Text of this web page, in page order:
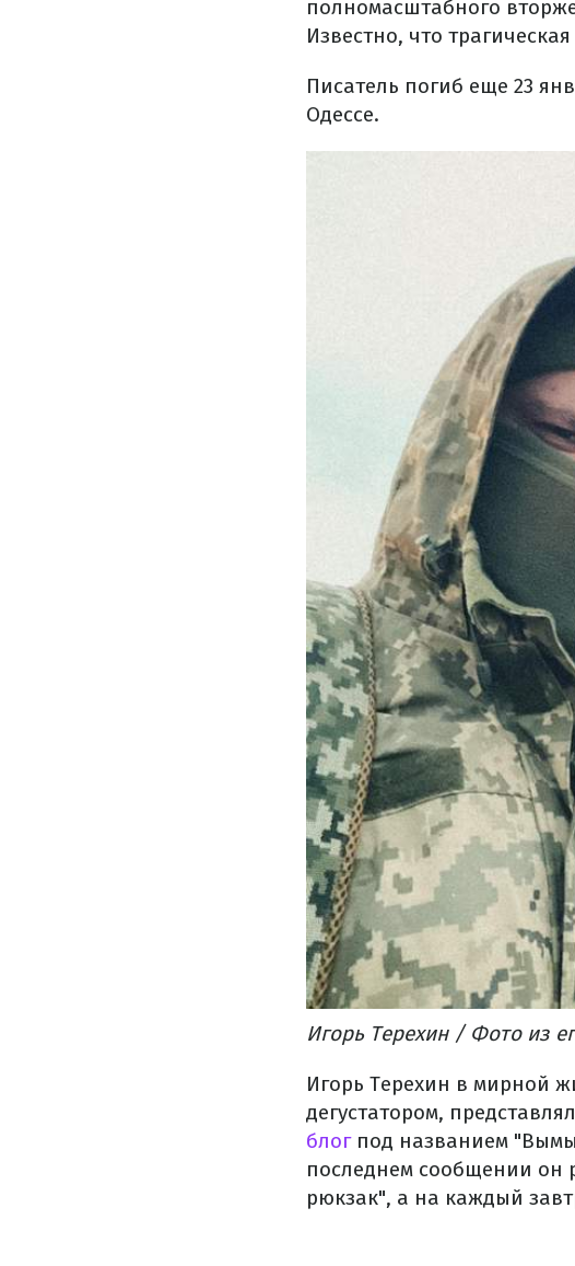
полномасштабного
Известно, что
Писатель погиб еще 23
Одессе.
Игорь Терехин / Фото из
Игорь Терехин в мирной
дегустатором,
блогпод названием
последнем сообщении он
рюкзак", а на каждый